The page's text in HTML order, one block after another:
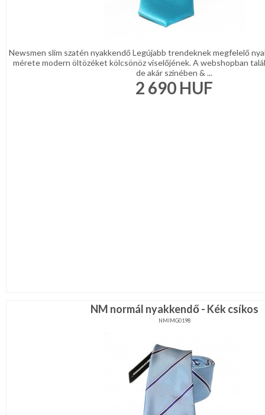
Newsmen slim szatén nyakkendő Legújabb trendeknek megfelelő
mérete modern öltözéket kölcsönöz viselőjének. A webshopban
de akár színében & ...
2 690 HUF
NM normál nyakkendő - Kék csíkos
NMIMG0198